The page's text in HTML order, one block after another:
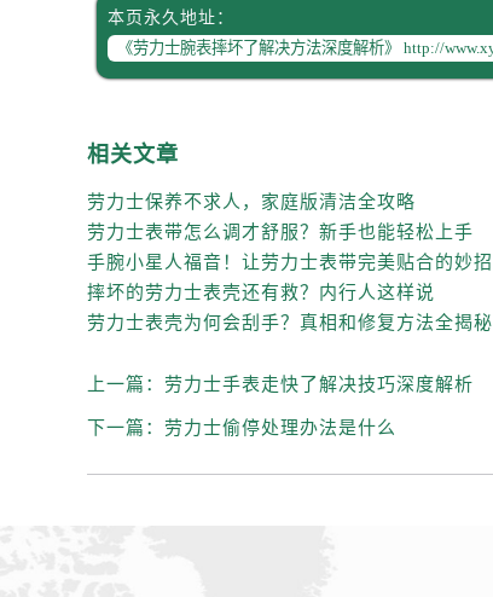
黑龙江省鸡西市鸡冠区红军路
黑龙江省齐齐哈尔市龙沙区龙
黑龙江省双鸭山市尖山区新兴
黑龙江省绥化市北林区新华街
黑龙江省伊春市伊美区通河路
吉林省白城市洮北区明仁南街
吉林省吉林市船营区河南街劳
吉林省辽源市龙山区人民大街
本页永久地址：
相关文章
劳力士保养不求人，家庭版清洁全攻略
劳力士表带怎么调才舒服？新手也能轻松上手
手腕小星人福音！让劳力士表带完美贴合的妙招
摔坏的劳力士表壳还有救？内行人这样说
劳力士表壳为何会刮手？真相和修复方法全揭秘
上一篇： 劳力士手表走快了解决技巧深度解析
下一篇： 劳力士偷停处理办法是什么